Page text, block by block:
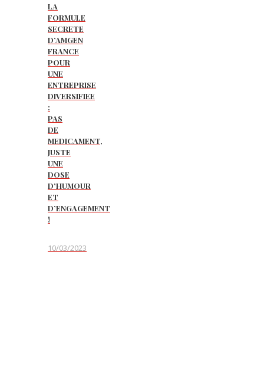
LA
FORMULE
SECRETE
D’AMGEN
FRANCE
POUR
UNE
ENTREPRISE
DIVERSIFIEE
:
PAS
DE
MEDICAMENT,
JUSTE
UNE
DOSE
D’HUMOUR
ET
D’ENGAGEMENT
!
10/03/2023